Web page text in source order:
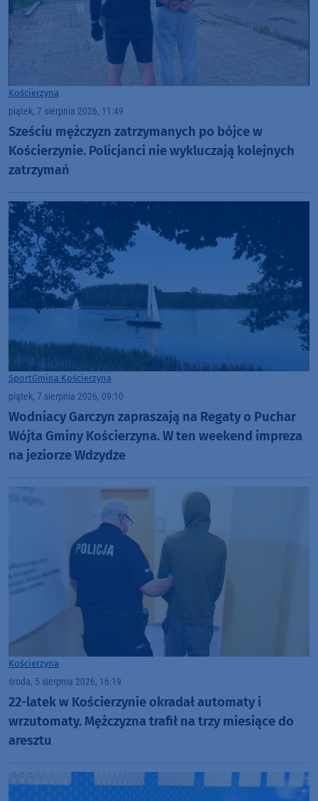
Kościerzyna
piątek, 7 sierpnia 2026, 11:49
Sześciu mężczyzn zatrzymanych po bójce w
Kościerzynie. Policjanci nie wykluczają kolejnych
zatrzymań
SportGmina Kościerzyna
piątek, 7 sierpnia 2026, 09:10
Wodniacy Garczyn zapraszają na Regaty o Puchar
Wójta Gminy Kościerzyna. W ten weekend impreza
na jeziorze Wdzydze
Kościerzyna
środa, 5 sierpnia 2026, 16:19
22-latek w Kościerzynie okradał automaty i
wrzutomaty. Mężczyzna trafił na trzy miesiące do
aresztu